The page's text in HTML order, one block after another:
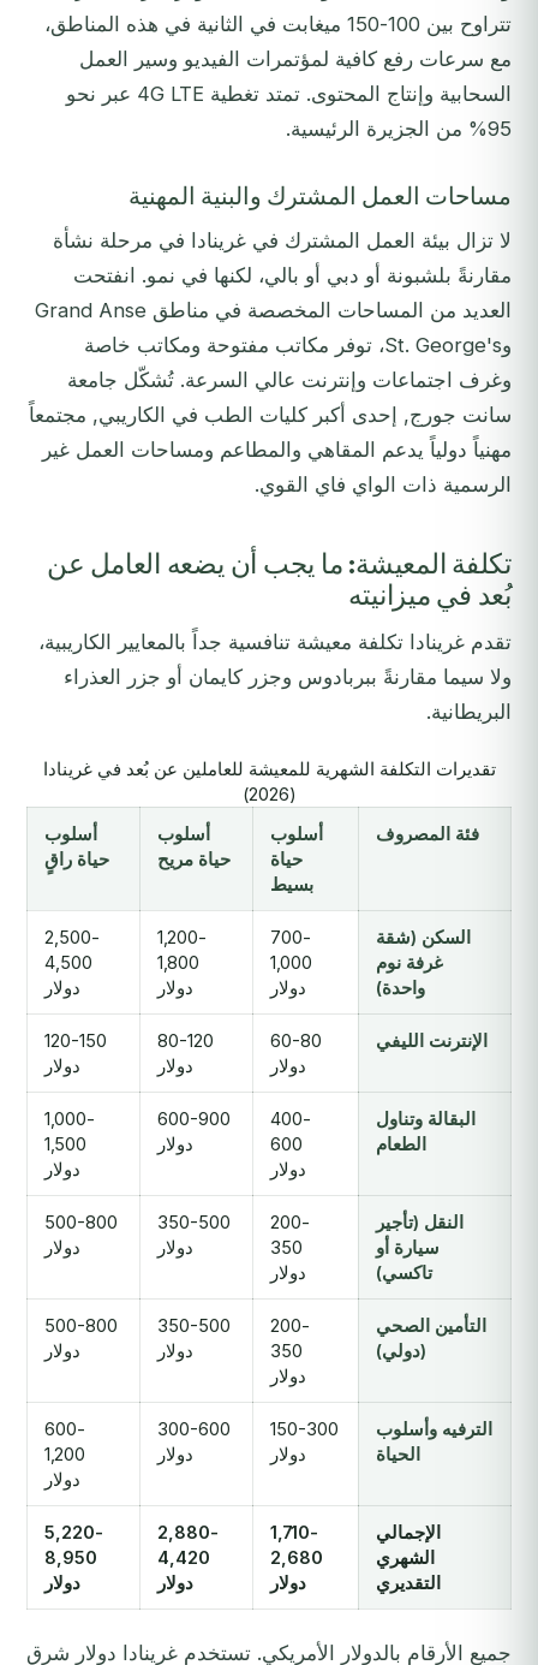
تتراوح بين 100-150 ميغابت في الثانية في هذه المناطق،
مع سرعات رفع كافية لمؤتمرات الفيديو وسير العمل
السحابية وإنتاج المحتوى. تمتد تغطية 4G LTE عبر نحو
95% من الجزيرة الرئيسية.
مساحات العمل المشترك والبنية المهنية
لا تزال بيئة العمل المشترك في غرينادا في مرحلة نشأة
مقارنةً بلشبونة أو دبي أو بالي، لكنها في نمو. انفتحت
العديد من المساحات المخصصة في مناطق Grand Anse
وSt. George's، توفر مكاتب مفتوحة ومكاتب خاصة
وغرف اجتماعات وإنترنت عالي السرعة. تُشكّل جامعة
سانت جورج, إحدى أكبر كليات الطب في الكاريبي, مجتمعاً
مهنياً دولياً يدعم المقاهي والمطاعم ومساحات العمل غير
الرسمية ذات الواي فاي القوي.
تكلفة المعيشة: ما يجب أن يضعه العامل عن
بُعد في ميزانيته
تقدم غرينادا تكلفة معيشة تنافسية جداً بالمعايير الكاريبية،
ولا سيما مقارنةً ببربادوس وجزر كايمان أو جزر العذراء
البريطانية.
تقديرات التكلفة الشهرية للمعيشة للعاملين عن بُعد في غرينادا
(2026)
فئة المصروف
أسلوب
حياة
بسيط
أسلوب
حياة مريح
أسلوب
حياة راقٍ
السكن (شقة
غرفة نوم
واحدة)
700-
1,000
دولار
1,200-
1,800
دولار
2,500-
4,500
دولار
الإنترنت الليفي
60-80
دولار
80-120
دولار
120-150
دولار
البقالة وتناول
الطعام
400-
600
دولار
600-900
دولار
1,000-
1,500
دولار
النقل (تأجير
سيارة أو
تاكسي)
200-
350
دولار
350-500
دولار
500-800
دولار
التأمين الصحي
(دولي)
200-
350
دولار
350-500
دولار
500-800
دولار
الترفيه وأسلوب
الحياة
150-300
دولار
300-600
دولار
600-
1,200
دولار
الإجمالي
الشهري
التقديري
1,710-
2,680
دولار
2,880-
4,420
دولار
5,220-
8,950
دولار
جميع الأرقام بالدولار الأمريكي. تستخدم غرينادا دولار شرق